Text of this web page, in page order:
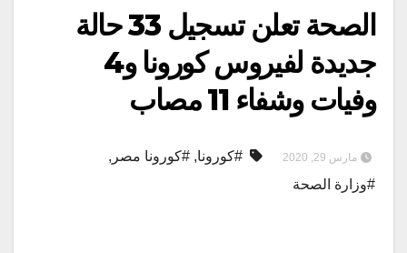
الصحة تعلن تسجيل 33 حالة
جديدة لفيروس كورونا و4
وفيات وشفاء 11 مصاب
مارس 29, 2020 #كورونا, #كورونا مصر ,
#وزارة الصحة